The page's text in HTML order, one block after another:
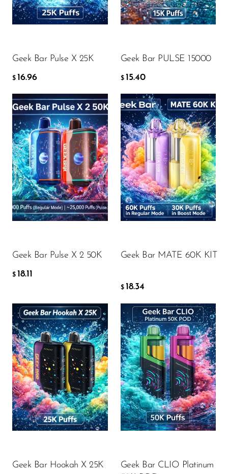
Geek Bar
Happy Stiks
HERO
Hi-Drip
Hulk Hogan
Humble
Hyde
Hyppe
Hyve
HQD
JNR
Juice Head
Kado Bar
Kartel Vapes
KROS
Lost Angel
Lost Mary
Lost Vape
Lucid Charge
Memers
Geek Bar Pulse X 25K
$ 16.96
$
Geek Bar PULSE 15000
$ 15.40
$
Geek Bar Pulse X 2 50K
$ 18.11
Flavor
$18.11
Geek Bar MATE 60K KIT
$ 18.34
Flavor
$18.34
Geek Bar Hookah X 25K
Flavor
$16.78
Geek Bar CLIO Platinum
Flavor
$12.36